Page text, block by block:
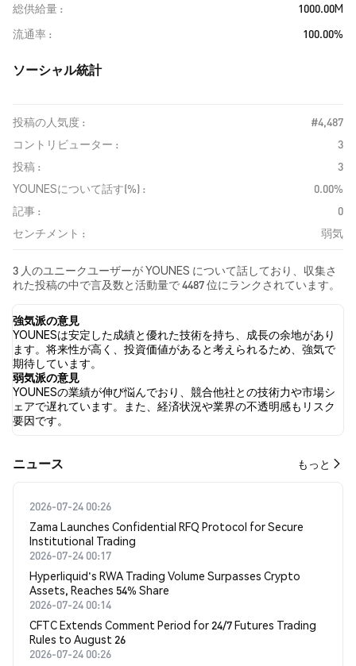
総供給量
1000.00M
流通率
100.00%
ソーシャル統計
投稿の人気度 :
#4,487
コントリビューター :
3
投稿 :
3
YOUNESについて話す(%) :
0.00%
記事 :
0
センチメント :
弱気
3 人のユニークユーザーが YOUNES について話しており、収集さ
れた投稿の中で言及数と活動量で 4487 位にランクされています。
の感情は 弱気 でした。 最後に、YOUNES に関するニュース記事
が 0 件公開されました。 Twitterでは、0.00% のツイートが強気の
感情を示し、100.00% のツイートが弱気の感情を示しました。
0.00% のツイートは YOUNES に対して中立的でした。 これらの感
情分析は 4 件のツイートに基づいています。
強気派の意見
YOUNESは安定した成績と優れた技術を持ち、成長の余地があり
ます。将来性が高く、投資価値があると考えられるため、強気で
期待しています。
弱気派の意見
YOUNESの業績が伸び悩んでおり、競合他社との技術力や市場シ
ェアで遅れています。また、経済状況や業界の不透明感もリスク
要因です。
​​ニュース​​ もっと
2026-07-24 00:26
Zama Launches Confidential RFQ Protocol for Secure
Institutional Trading
2026-07-24 00:17
Hyperliquid's RWA Trading Volume Surpasses Crypto
Assets, Reaches 54% Share
2026-07-24 00:14
CFTC Extends Comment Period for 24/7 Futures Trading
Rules to August 26
2026-07-24 00:26